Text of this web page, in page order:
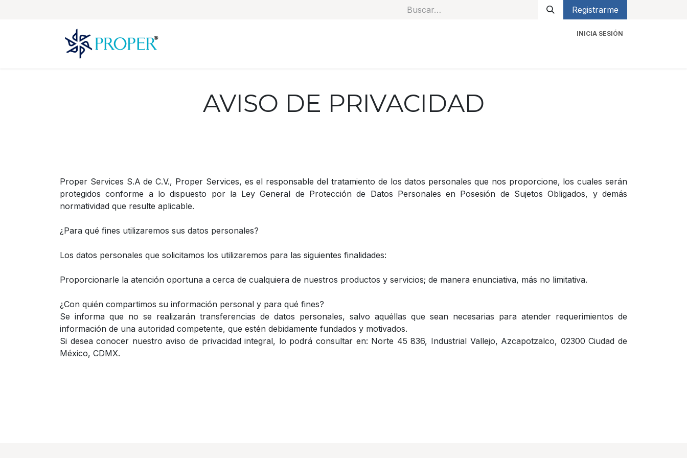
Registrarme
INICIA SESIÓN
AVISO DE PRIVACIDAD
Proper Services S.A de C.V., Proper Services, es el responsable del tratamiento de los datos personales que nos proporcione, los cuales serán
protegidos conforme a lo dispuesto por la Ley General de Protección de Datos Personales en Posesión de Sujetos Obligados, y demás
normatividad que resulte aplicable.
¿Para qué fines utilizaremos sus datos personales?
Los datos personales que solicitamos los utilizaremos para las siguientes finalidades:
Proporcionarle la atención oportuna a cerca de cualquiera de nuestros productos y servicios; de manera enunciativa, más no limitativa.
¿Con quién compartimos su información personal y para qué fines?
Se informa que no se realizarán transferencias de datos personales, salvo aquéllas que sean necesarias para atender requerimientos de
información de una autoridad competente, que estén debidamente fundados y motivados.
Si desea conocer nuestro aviso de privacidad integral, lo podrá consultar en: Norte 45 836, Industrial Vallejo, Azcapotzalco, 02300 Ciudad de
México, CDMX.